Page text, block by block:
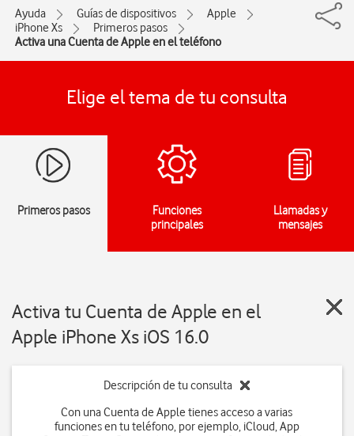
Ayuda Guías de dispositivos
Apple
iPhone Xs
Primeros pasos
Activa una Cuenta de Apple en el teléfono
Elige el tema de tu consulta
Primeros pasos
Funciones
principales
Llamadas y
mensajes
Activa tu Cuenta de Apple en el
Apple iPhone Xs iOS 16.0
Descripción de tu consulta
Con una Cuenta de Apple tienes acceso a varias
funciones en tu teléfono, por ejemplo, iCloud, App